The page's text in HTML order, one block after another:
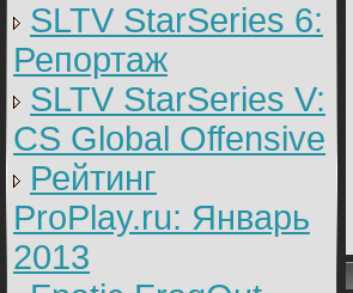
SLTV StarSeries 6:
Репортаж
SLTV StarSeries V:
CS Global Offensive
Рейтинг
ProPlay.ru: Январь
2013